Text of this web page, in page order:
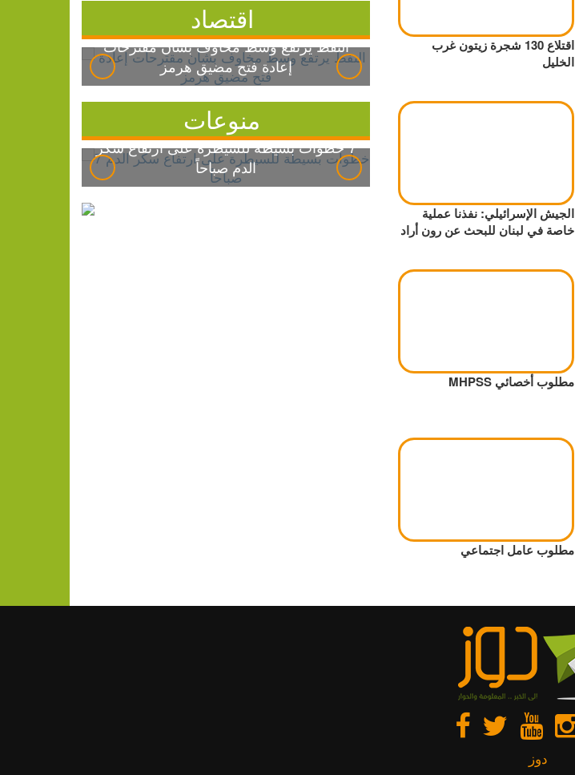
اقتلاع 130 شجرة زيتون غرب
الخليل
الجيش الإسرائيلي: نفذنا عملية
خاصة في لبنان للبحث عن رون أراد
مطلوب أخصائي MHPSS
مطلوب عامل اجتماعي
اقتصاد
النفط يرتفع وسط مخاوف بشأن مقترحات
إعادة فتح مضيق هرمز
منوعات
7 خطوات بسيطة للسيطرة على ارتفاع سكر
الدم صباحاً
دوز